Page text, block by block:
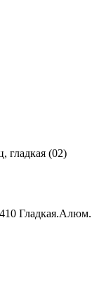
гладкая (02)
Гладкая.Алюм.